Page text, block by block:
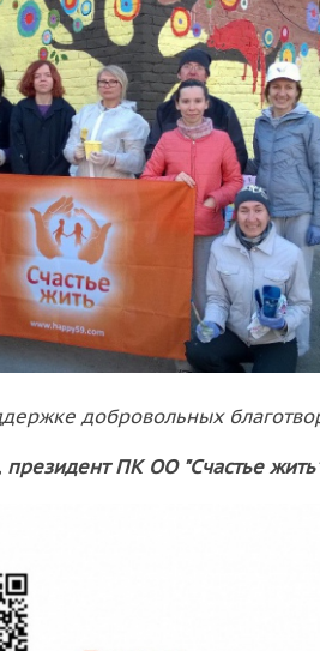
добровольных
президент ПК ОО "Счастье